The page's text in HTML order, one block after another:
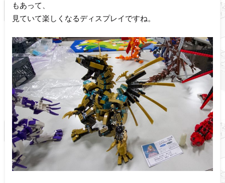
もあって、
見ていて楽しくなるディスプレイですね。